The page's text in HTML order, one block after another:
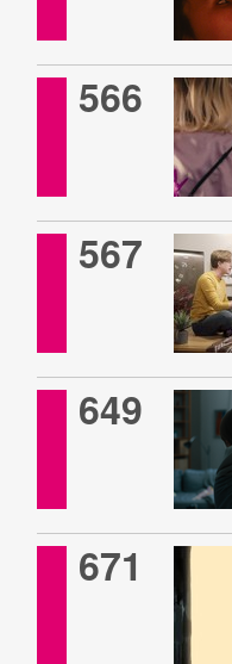
566
567
649
671